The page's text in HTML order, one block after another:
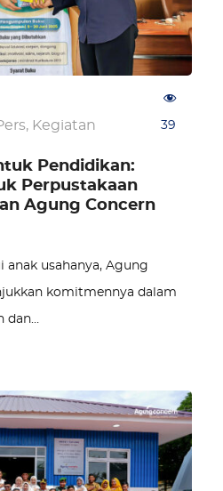
, Kegiatan 39
Pendidikan:
Perpustakaan
Agung Concern
usahanya, Agung
komitmennya dalam
dan…